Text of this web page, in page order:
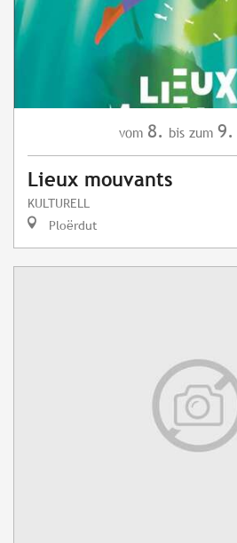
vom 8. bis zum 9.
Lieux mouvants
KULTURELL
Ploërdut